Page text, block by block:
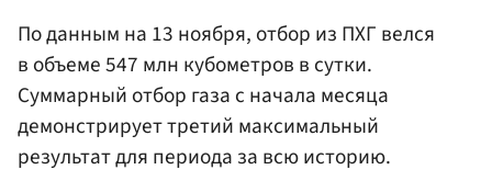
По данным на 13 ноября, отбор из ПХГ велся
в объеме 547 млн кубометров в сутки.
Суммарный отбор газа с начала месяца
демонстрирует третий максимальный
результат для периода за всю историю.